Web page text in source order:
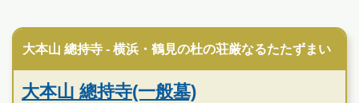
大本山 總持寺 - 横浜・鶴見の杜の荘厳なるたたずまい
大本山 總持寺(一般墓)